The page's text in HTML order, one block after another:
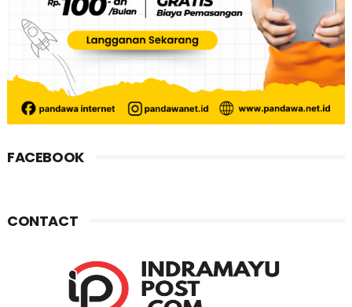
FACEBOOK
CONTACT